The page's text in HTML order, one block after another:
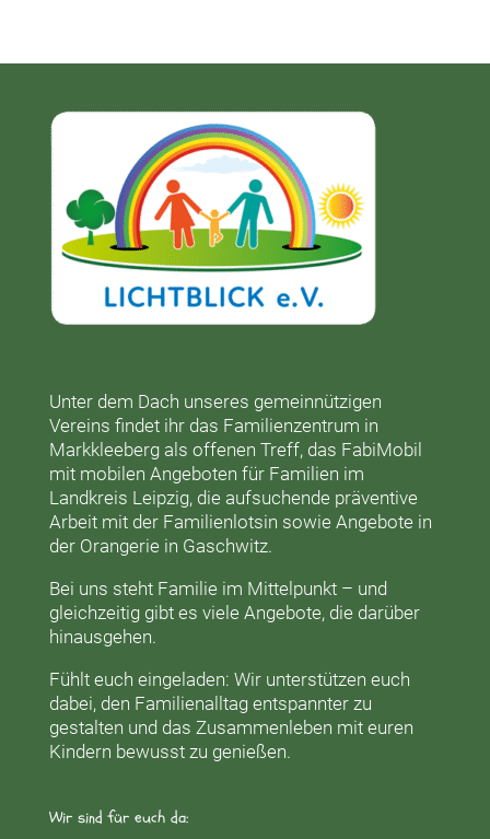
Unter dem Dach unseres gemeinnützigen
Vereins findet ihr das Familienzentrum in
Markkleebergals offenen Treff, das FabiMobil
mit mobilen Angeboten für Familien im
Landkreis Leipzig, die aufsuchende präventive
Arbeit mit der Familienlotsin sowie Angebote in
der Orangeriein Gaschwitz.
Bei uns steht Familie im Mittelpunkt – und
gleichzeitig gibt es viele Angebote, die darüber
hinausgehen.
Fühlt euch eingeladen: Wir unterstützen euch
dabei, den Familienalltag entspannter zu
gestalten und das Zusammenleben mit euren
Kindern bewusst zu genießen.
Wir sind für euch da: